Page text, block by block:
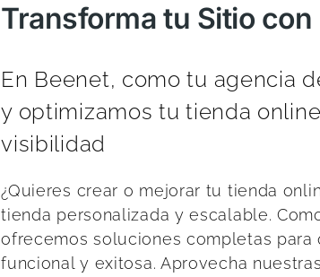
Transforma tu Sitio con
En Beenet, como tu agencia
y optimizamos tu tienda
visibilidad
¿Quieres crear o mejorar tu tienda
tienda personalizada y escalable.
ofrecemos soluciones completas
funcional y exitosa. Aprovecha